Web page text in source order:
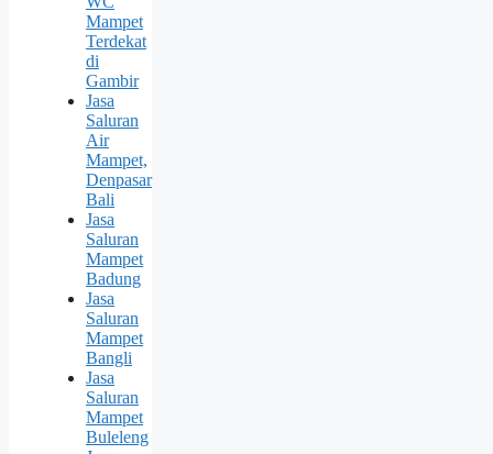
Mampet
Terdekat
di
Gambir
Jasa
Saluran
Air
Mampet,
Denpasar
Bali
Jasa
Saluran
Mampet
Badung
Jasa
Saluran
Mampet
Bangli
Jasa
Saluran
Mampet
Buleleng